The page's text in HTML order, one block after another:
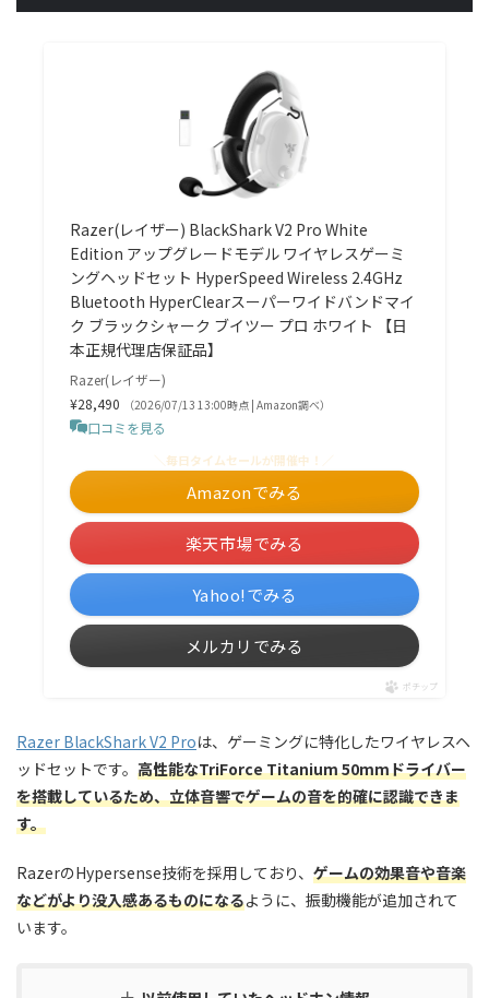
Razer(レイザー) BlackShark V2 Pro White
Edition アップグレードモデル ワイヤレスゲーミ
ングヘッドセット HyperSpeed Wireless 2.4GHz
Bluetooth HyperClearスーパーワイドバンドマイ
ク ブラックシャーク ブイツー プロ ホワイト 【日
本正規代理店保証品】
Razer(レイザー)
¥28,490
（2026/07/13 13:00時点 | Amazon調べ）
口コミを見る
＼毎日タイムセールが開催中！／
Amazonでみる
楽天市場でみる
Yahoo!でみる
メルカリでみる
ポチップ
Razer BlackShark V2 Proは、ゲーミングに特化したワイヤレスヘ
ッドセットです。 高性能なTriForce Titanium 50mmドライバー
を搭載しているため、立体音響でゲームの音を的確に認識できま
す。
RazerのHypersense技術を採用しており、 ゲームの効果音や音楽
などがより没入感あるものになるように、振動機能が追加されて
います。